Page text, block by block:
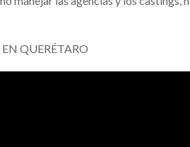
QUERÉTARO